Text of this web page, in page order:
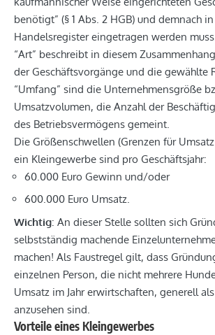
benötigt” (§ 1 Abs. 2 HGB) und demnach
Handelsregister eingetragen werden
“Art” beschreibt in diesem
der Geschäftsvorgänge und die gewählte
“Umfang” sind die Unternehmensgröße
Umsatzvolumen, die Anzahl der
des Betriebsvermögens gemeint.
Die Größenschwellen (Grenzen für
ein Kleingewerbe sind pro Geschäftsjahr:
60.000 Euro Gewinn und/oder
600.000 Euro Umsatz.
Wichtig: An dieser Stelle sollten sich
selbstständig machende
machen! Als Faustregel gilt, dass
einzelnen Person, die nicht mehrere
Umsatz im Jahr erwirtschaften, generell
anzusehen sind.
Vorteile eines Kleingewerbes